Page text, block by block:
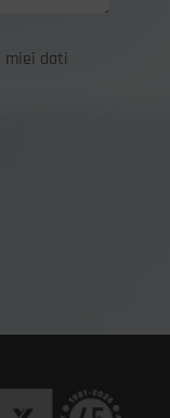
miei dati